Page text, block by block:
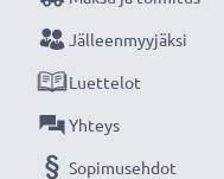
Väri
CELLONIC vara-akku
virtalähde
Jälleenmyyjäksi
Luettelot
Yhteys
Sopimusehdot